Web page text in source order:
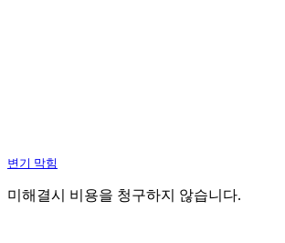
변기 막힘
미해결시 비용을 청구하지 않습니다.